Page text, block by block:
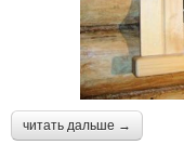
читать дальше →